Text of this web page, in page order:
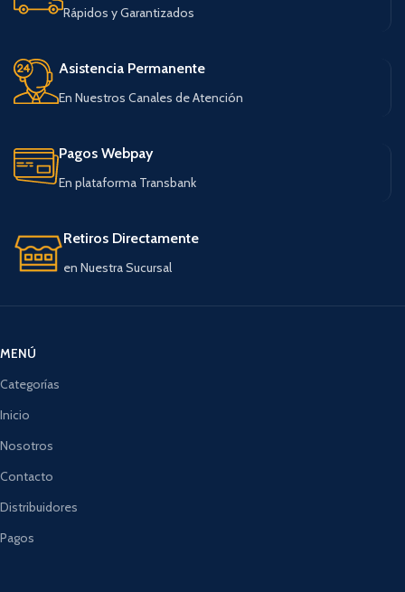
Rápidos y Garantizados
Asistencia Permanente
En Nuestros Canales de Atención
Pagos Webpay
En plataforma Transbank
Retiros Directamente
en Nuestra Sucursal
MENÚ
Categorías
Inicio
Nosotros
Contacto
Distribuidores
Pagos